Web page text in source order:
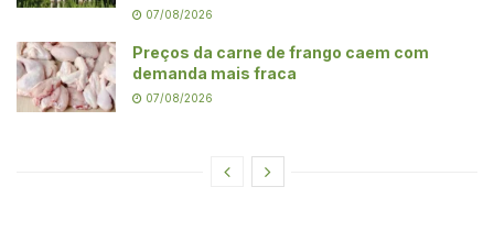
07/08/2026
Preços da carne de frango caem com
demanda mais fraca
07/08/2026